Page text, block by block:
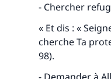
- Chercher
« Et dis : «
cherche Ta
98).